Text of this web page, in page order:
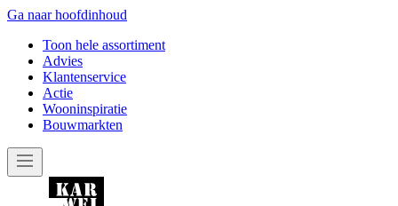
Ga naar hoofdinhoud
Toon hele assortiment
Advies
Klantenservice
Actie
Wooninspiratie
Bouwmarkten